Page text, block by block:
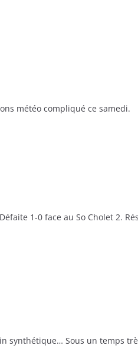
météo compliqué ce samedi.
1-0 face au So Cholet 2.
synthétique… Sous un temps